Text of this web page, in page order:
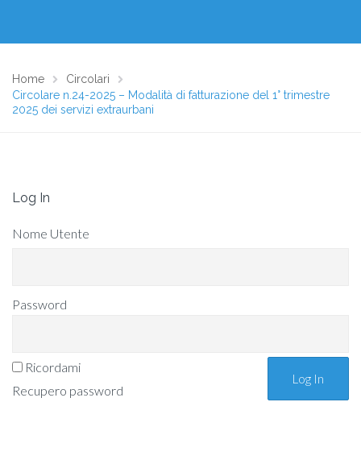
Home
Circolari
Circolare n.24-2025 – Modalità di fatturazione del 1° trimestre
2025 dei servizi extraurbani
Log In
Nome Utente
Password
Ricordami
Recupero password